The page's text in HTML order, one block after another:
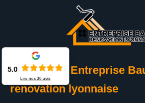
Nous, c'est Entreprise
renovation lyonnaise
5.0
Lire nos36 avis